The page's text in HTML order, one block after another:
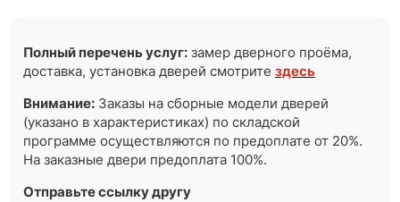
Полный перечень услуг: замер дверного проёма,
доставка, установка дверей смотритездесь
Внимание: Заказы на сборные модели дверей
(указано в характеристиках) по складской
программе осуществляются по предоплате от 20%.
На заказные двери предоплата 100%.
Отправьте ссылку другу